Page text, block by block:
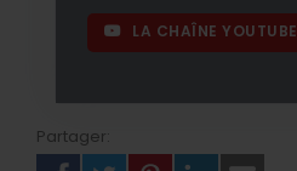
LA CHAÎNE YOUTUBE
Partager: